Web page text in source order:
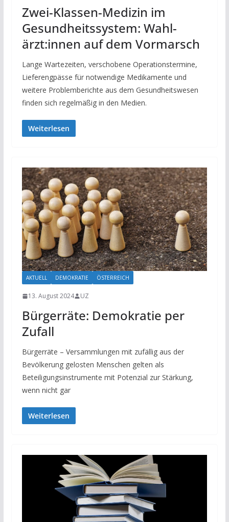
Zwei-Klassen-Medizin im
Gesund­heits­system: Wahl­
ärzt:innen auf dem Vor­marsch
Lange Wartezeiten, verschobene Operationstermine,
Lieferengpässe für notwendige Medikamente und
weitere Problemberichte aus dem Gesundheitswesen
finden sich regelmäßig in den Medien.
Weiterlesen
AKTUELL DEMOKRATIE ÖSTERREICH
13. August 2024 UZ
Bürgerräte: Demokratie per
Zufall
Bürgerräte – Versammlungen mit zufällig aus der
Bevölkerung gelosten Menschen gelten als
Beteiligungsinstrumente mit Potenzial zur Stärkung,
wenn nicht gar
Weiterlesen